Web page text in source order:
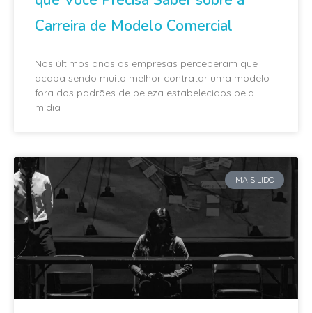
Carreira de Modelo Comercial
Nos últimos anos as empresas perceberam que
acaba sendo muito melhor contratar uma modelo
fora dos padrões de beleza estabelecidos pela
mídia
MAIS LIDO